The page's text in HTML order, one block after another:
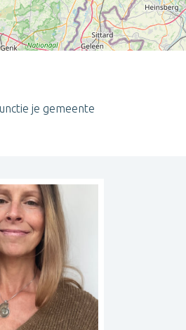
je gemeente